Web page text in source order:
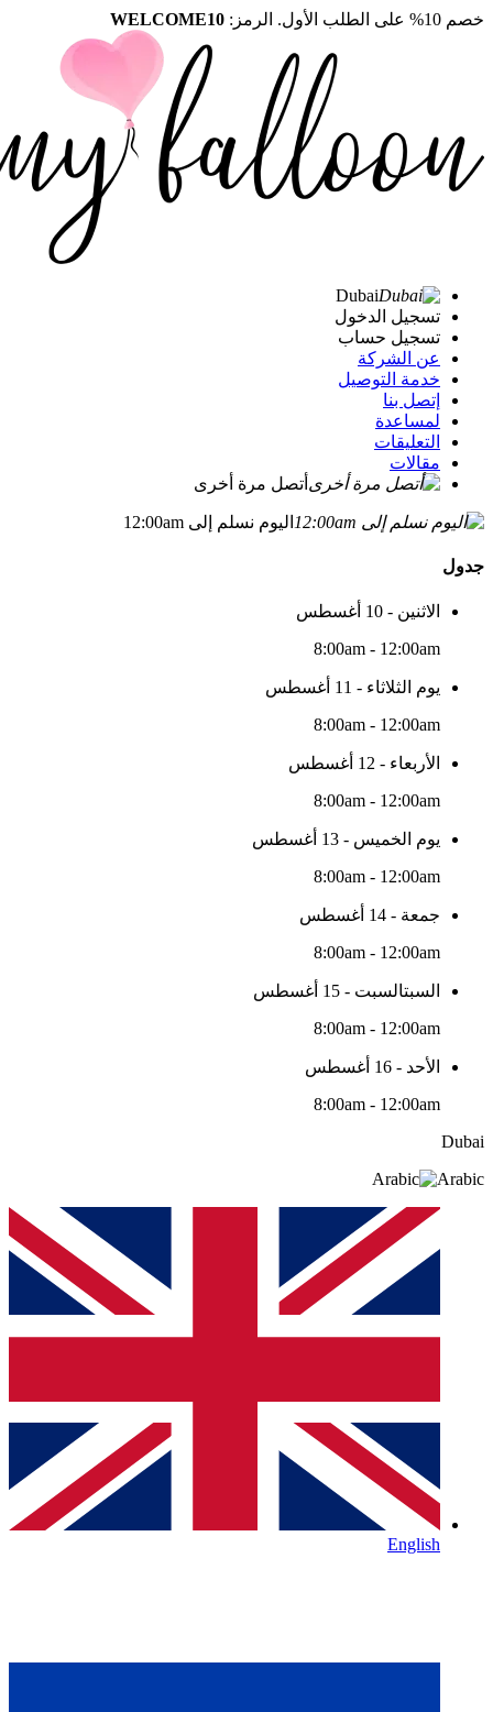
خصم 10% على الطلب الأول. الرمز: WELCOME10
Dubai
تسجيل الدخول
تسجيل حساب
عن الشركة
خدمة التوصيل
إتصل بنا
لمساعدة
التعليقات
مقالات
أتصل مرة أخرى
اليوم نسلم إلى 12:00am
جدول
الاثنين - 10 أغسطس
8:00am - 12:00am
يوم الثلاثاء - 11 أغسطس
8:00am - 12:00am
الأربعاء - 12 أغسطس
8:00am - 12:00am
يوم الخميس - 13 أغسطس
8:00am - 12:00am
جمعة - 14 أغسطس
8:00am - 12:00am
السبتالسبت - 15 أغسطس
8:00am - 12:00am
الأحد - 16 أغسطس
8:00am - 12:00am
Dubai
Arabic
English